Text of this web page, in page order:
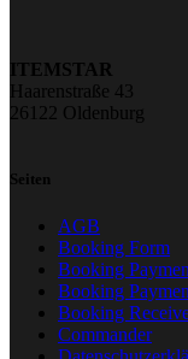
ITEMSTAR
Haarenstraße 43
26122 Oldenburg
Seiten
AGB
Booking Form
Booking
Booking
Booking
Commander